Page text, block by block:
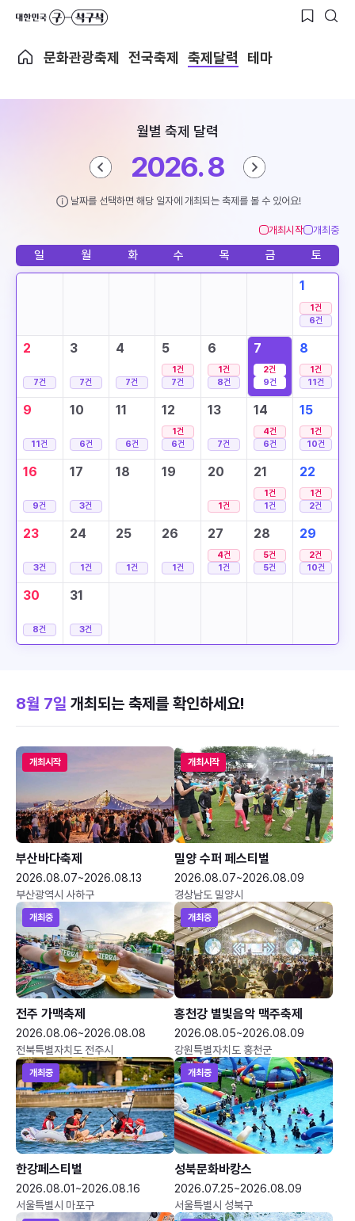
문화관광축제 전국축제 축제달력 테마
월별 축제 달력
2026. 8
날짜를 선택하면 해당 일자에 개최되는 축제를 볼 수 있어요!
개최시작 개최중
일 월 화 수 목 금 토
1
1건
6건
2
7건
3
7건
4
7건
5
1건
7건
6
1건
8건
7
2건
9건
8
1건
11건
9
11건
10
6건
11
6건
12
1건
6건
13
7건
14
4건
6건
15
1건
10건
16
9건
17
3건
18 19 20
1건
21
1건
1건
22
1건
2건
23
3건
24
1건
25
1건
26
1건
27
4건
1건
28
5건
5건
29
2건
10건
30
8건
31
3건
8월 7일 개최되는 축제를 확인하세요!
개최시작
부산바다축제
2026.08.07~2026.08.13
부산광역시 사하구
개최시작
밀양 수퍼 페스티벌
2026.08.07~2026.08.09
경상남도 밀양시
개최중
전주 가맥축제
2026.08.06~2026.08.08
전북특별자치도 전주시
개최중
홍천강 별빛음악 맥주축제
2026.08.05~2026.08.09
강원특별자치도 홍천군
개최중
한강페스티벌
2026.08.01~2026.08.16
서울특별시 마포구
개최중
성북문화바캉스
2026.07.25~2026.08.09
서울특별시 성북구